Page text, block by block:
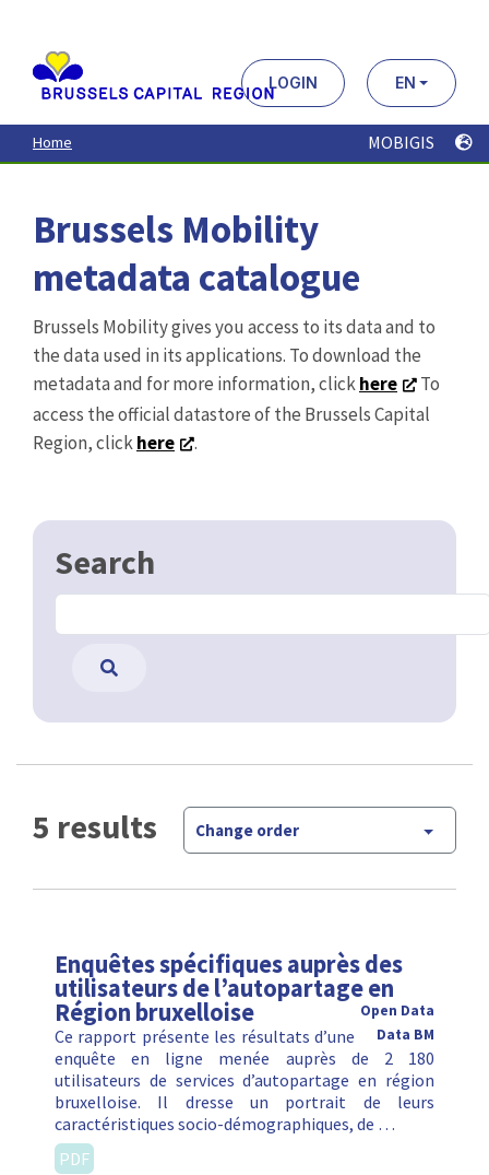
contenu
principal
LOGIN EN
Home MOBIGIS
Brussels Mobility
metadata catalogue
Brussels Mobility gives you access to its data and to
the data used in its applications. To download the
metadata and for more information, clickhere
To
access the official datastore of the Brussels Capital
Region, clickhere .
Search
5 results Change order
Enquêtes spécifiques auprès des
utilisateurs de l’autopartage en
Région bruxelloise
Open Data
Data BM
Ce rapport présente les résultats d’une
enquête en ligne menée auprès de 2 180
utilisateurs de services d’autopartage en région
bruxelloise. Il dresse un portrait de leurs
caractéristiques socio-démographiques, de …
PDF